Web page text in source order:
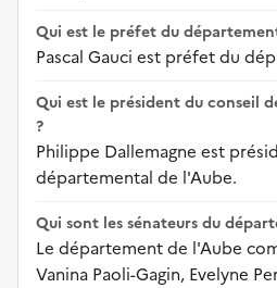
Qui est le préfet du
Pascal Gauci est préfet du
Qui est le président du conseil
?
Philippe Dallemagne est
départemental de l'Aube.
Qui sont les sénateurs du
Le département de l'Aube
Vanina Paoli-Gagin, Evelyne